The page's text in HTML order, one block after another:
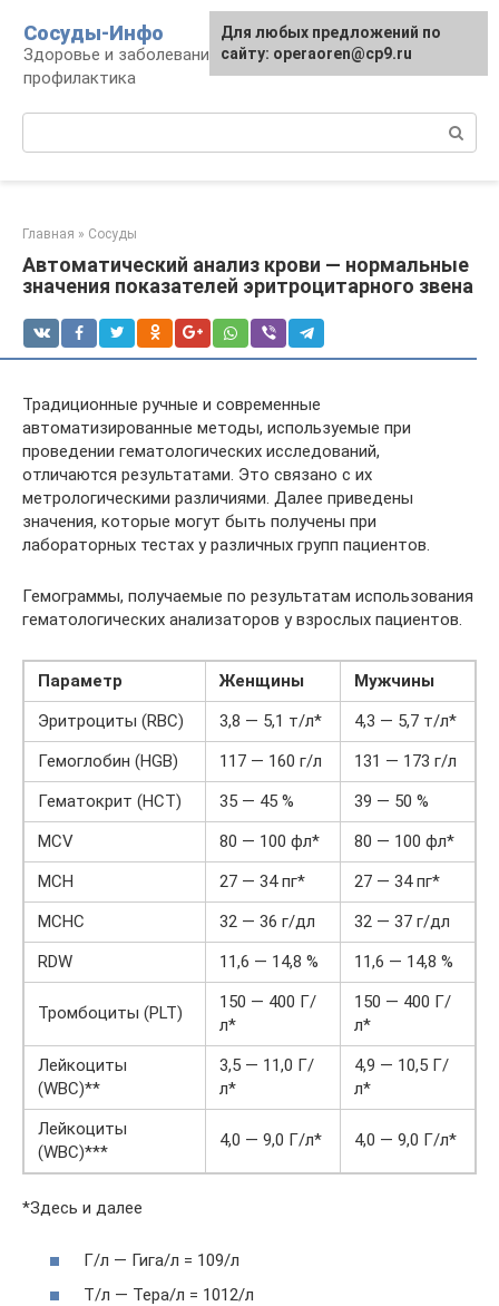
контенту
Сосуды-Инфо
Здоровье и заболевания сосудов и сердца,
профилактика
Главная » Сосуды
Автоматический анализ крови — нормальные
значения показателей эритроцитарного звена
Традиционные ручные и современные
автоматизированные методы, используемые при
проведении гематологических исследований,
отличаются результатами. Это связано с их
метрологическими различиями. Далее приведены
значения, которые могут быть получены при
лабораторных тестах у различных групп пациентов.
Гемограммы, получаемые по результатам использования
гематологических анализаторов у взрослых пациентов.
Параметр Женщины
Мужчины
Эритроциты (RBC)
3,8 — 5,1 т/л*
4,3 — 5,7 т/л*
Гемоглобин (HGB)
117 — 160 г/л
131 — 173 г/л
Гематокрит (HCT)
35 — 45 %
39 — 50 %
MCV
80 — 100 фл*
80 — 100 фл*
MCH
27 — 34 пг*
27 — 34 пг*
MCHC
32 — 36 г/дл
32 — 37 г/дл
RDW
11,6 — 14,8 % 11,6 — 14,8 %
Тромбоциты (PLT)
150 — 400 Г/
л*
150 — 400 Г/
л*
Лейкоциты
(WBC)**
3,5 — 11,0 Г/
л*
4,9 — 10,5 Г/
л*
Лейкоциты
(WBC)***
4,0 — 9,0 Г/л* 4,0 — 9,0 Г/л*
*Здесь и далее
Г/л — Гига/л = 109/л
Т/л — Тера/л = 1012/л
Для любых предложений по
сайту: operaoren@cp9.ru